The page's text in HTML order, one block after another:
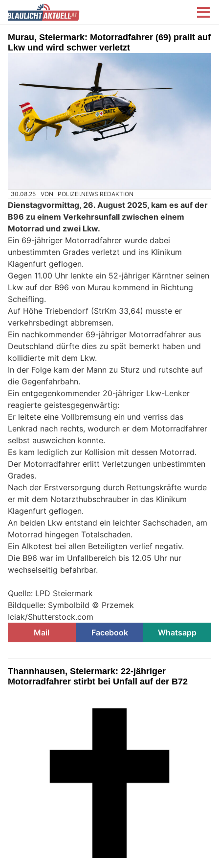
Murau, Steiermark: Motorradfahrer (69) prallt auf
Lkw und wird schwer verletzt
30.08.25 VON POLIZEI.NEWS REDAKTION
Dienstagvormittag, 26. August 2025, kam es auf der
B96 zu einem Verkehrsunfall zwischen einem
Motorrad und zwei Lkw.
Ein 69-jähriger Motorradfahrer wurde dabei
unbestimmten Grades verletzt und ins Klinikum
Klagenfurt geflogen.
Gegen 11.00 Uhr lenkte ein 52-jähriger Kärntner seinen
Lkw auf der B96 von Murau kommend in Richtung
Scheifling.
Auf Höhe Triebendorf (StrKm 33,64) musste er
verkehrsbedingt abbremsen.
Ein nachkommender 69-jähriger Motorradfahrer aus
Deutschland dürfte dies zu spät bemerkt haben und
kollidierte mit dem Lkw.
In der Folge kam der Mann zu Sturz und rutschte auf
die Gegenfahrbahn.
Ein entgegenkommender 20-jähriger Lkw-Lenker
reagierte geistesgegenwärtig:
Er leitete eine Vollbremsung ein und verriss das
Lenkrad nach rechts, wodurch er dem Motorradfahrer
selbst ausweichen konnte.
Es kam lediglich zur Kollision mit dessen Motorrad.
Der Motorradfahrer erlitt Verletzungen unbestimmten
Grades.
Nach der Erstversorgung durch Rettungskräfte wurde
er mit dem Notarzthubschrauber in das Klinikum
Klagenfurt geflogen.
An beiden Lkw entstand ein leichter Sachschaden, am
Motorrad hingegen Totalschaden.
Ein Alkotest bei allen Beteiligten verlief negativ.
Die B96 war im Unfallbereich bis 12.05 Uhr nur
wechselseitig befahrbar.
Quelle: LPD Steiermark
Bildquelle: Symbolbild © Przemek
Iciak/Shutterstock.com
Mail
Facebook Whatsapp
Thannhausen, Steiermark: 22-jähriger
Motorradfahrer stirbt bei Unfall auf der B72